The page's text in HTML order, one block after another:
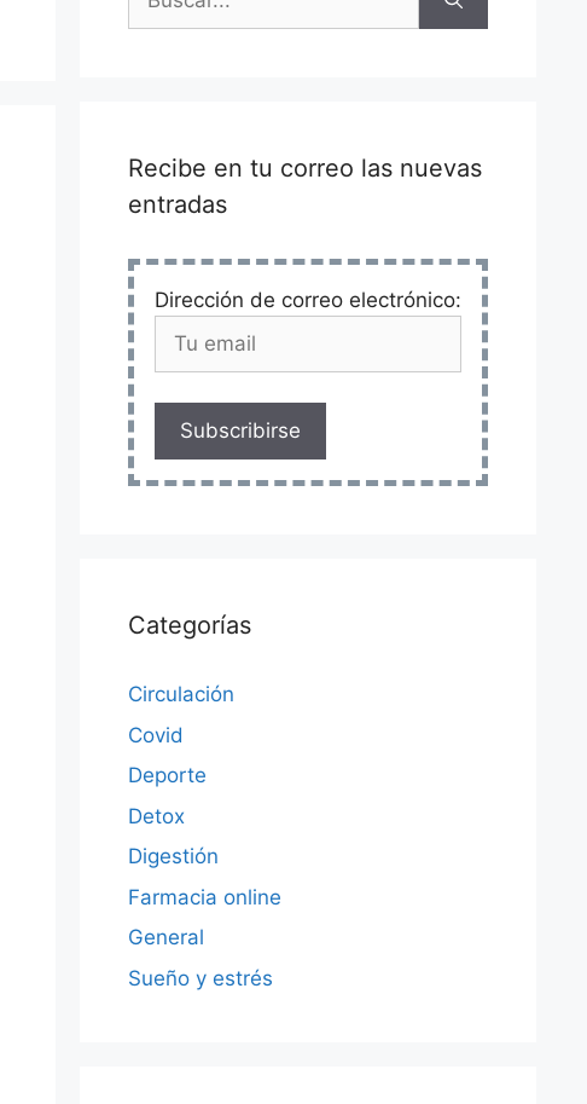
Recibe en tu correo las nuevas
entradas
Dirección de correo electrónico:
Subscribirse
Categorías
Circulación
Covid
Deporte
Detox
Digestión
Farmacia online
General
Sueño y estrés